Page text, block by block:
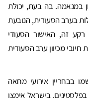
במנאמה. בה בעת, יכולת
בערב הסעודית, הנובעת
זה, האישור הסעודי
חיובי מכיוון ערב הסעודית
בבחריין אירועי מחאה
בישראל אימצו